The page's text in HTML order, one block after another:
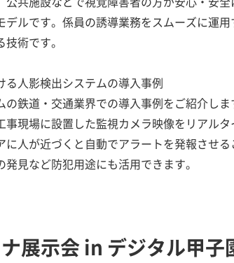
デルです。係員の誘導業務をスムーズに運
術です。
る人影検出システムの導入事例
の鉄道・交通業界での導入事例をご紹介しま
事現場に設置した監視カメラ映像をリアル
に人が近づくと自動でアラートを発報させ
発見など防犯用途にも活用できます。
展示会 in デジタル甲子